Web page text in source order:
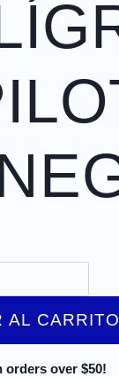
AL CARRITO
orders over $50!